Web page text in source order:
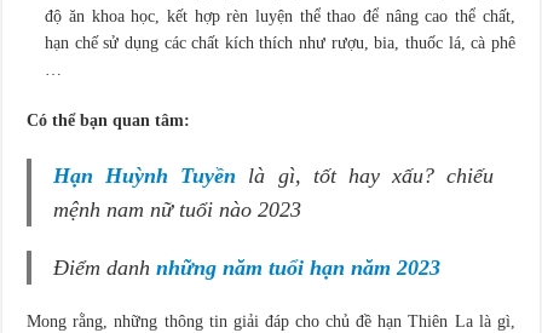
độ ăn khoa học, kết hợp rèn luyện thể thao để nâng cao thể chất,
hạn chế sử dụng các chất kích thích như rượu, bia, thuốc lá, cà phê
…
Có thể bạn quan tâm:
Hạn Huỳnh Tuyền là gì, tốt hay xấu? chiếu
mệnh nam nữ tuổi nào 2023
Điểm danhnhững năm tuổi hạn năm 2023
Mong rằng, những thông tin giải đáp cho chủ đề hạn Thiên La là gì,